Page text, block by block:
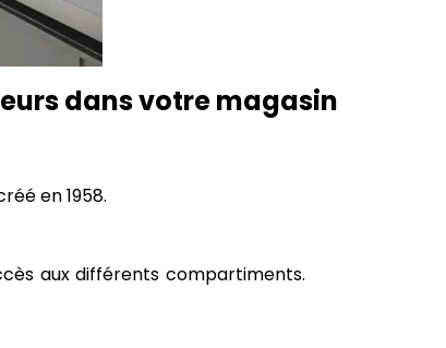
dans votre magasin
en 1958.
aux différents compartiments.